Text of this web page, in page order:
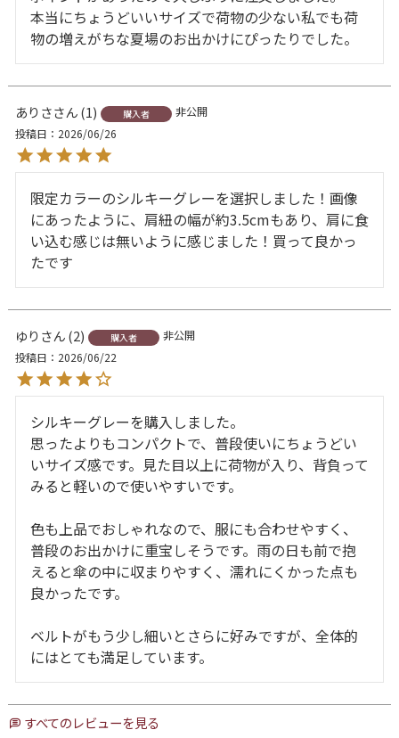
本当にちょうどいいサイズで荷物の少ない私でも荷
物の増えがちな夏場のお出かけにぴったりでした。
ありさ 1 購入者
非公開
投稿日
2026/06/26
限定カラーのシルキーグレーを選択しました！画像
にあったように、肩紐の幅が約3.5cmもあり、肩に食
い込む感じは無いように感じました！買って良かっ
たです
ゆり 2 購入者
非公開
投稿日
2026/06/22
シルキーグレーを購入しました。
思ったよりもコンパクトで、普段使いにちょうどい
いサイズ感です。見た目以上に荷物が入り、背負って
みると軽いので使いやすいです。
色も上品でおしゃれなので、服にも合わせやすく、
普段のお出かけに重宝しそうです。雨の日も前で抱
えると傘の中に収まりやすく、濡れにくかった点も
良かったです。
ベルトがもう少し細いとさらに好みですが、全体的
にはとても満足しています。
すべてのレビューを見る